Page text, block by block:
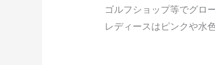
ゴルフショップ等でグロ
レディースはピンクや水